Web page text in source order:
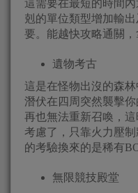
這需要在最短的時間
剋的單位類型增加輸
要。能越快攻略通關，
遺物考古
這是在怪物出沒的森
潛伏在四周突然襲擊
再也無法重新召喚，
考慮了，只靠火力壓
的考驗換來的是稀有
無限競技殿堂